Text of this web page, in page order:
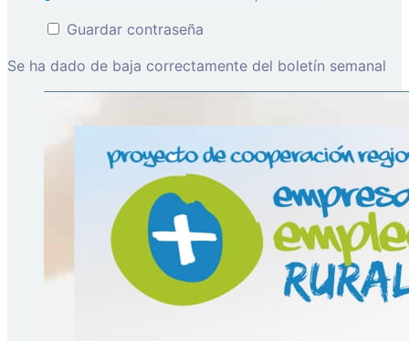
Guardar contraseña
Se ha dado de baja correctamente del boletín semanal